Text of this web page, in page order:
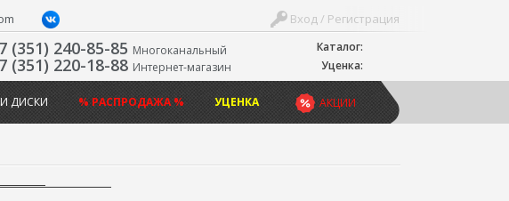
Каталог:
Уценка:
Вход / Регистрация
(351) 240-85-85 Многоканальный
(351) 220-18-88 Интернет-магазин
АКЦИИ
ДИСКИ % РАСПРОДАЖА % УЦЕНКА